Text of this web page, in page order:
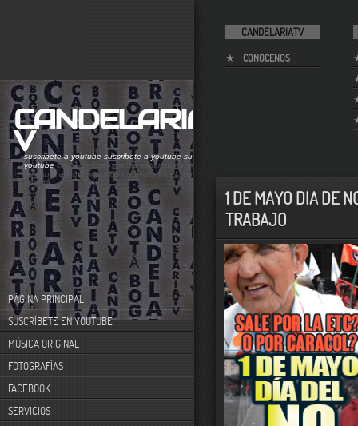
CANDELARIATV
CONOCENOS
CANDELARIAT
Vsuscribete a youtube suscribete a youtube suscribete a
youtubecanal de videos sobre el comportamiento
humano. acontecimientos históricos en el centro de
bogotá
PÁGINA PRINCIPAL
SUSCRÍBETE EN YOUTUBE
MÚSICA ORIGINAL
FOTOGRAFÍAS
FACEBOOK
SERVICIOS
1 DE MAYO DIA DE
TRABAJO